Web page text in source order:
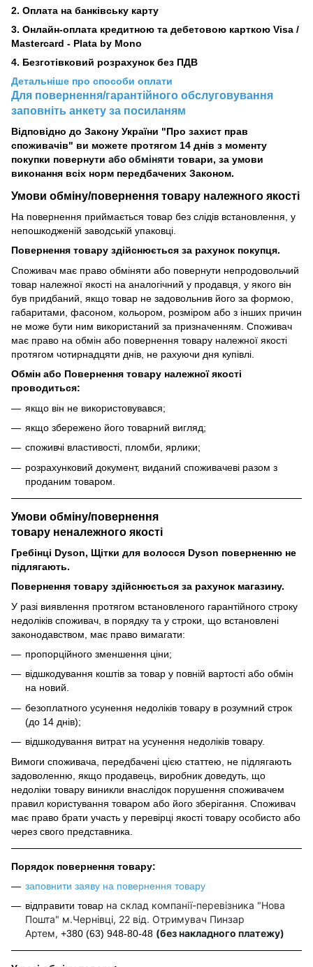
2. Оплата на банківську карту
3. Онлайн-оплата кредитною та дебетовою карткою Visa /
Mastercard - Plata by Mono
4. Безготівковий розрахунок без ПДВ
Детальніше про способи оплати
Для повернення/гарантійного обслуговування
заповніть анкету за посиланям
Відповідно до Закону України "Про захист прав
споживачів" ви можете протягом 14 днів з моменту
покупки повернути або обміняти товари, за умови
виконання всіх норм передбачених Законом.
Умови обміну/повернення товару належного якості
На повернення приймається товар без слідів встановлення, у
непошкодженій заводській упаковці.
Повернення товару здійснюється за рахунок покупця.
Споживач має право обміняти або повернути непродовольчий
товар належної якості на аналогічний у продавця, у якого він
був придбаний, якщо товар не задовольнив його за формою,
габаритами, фасоном, кольором, розміром або з інших причин
не може бути ним використаний за призначенням. Споживач
має право на обмін або повернення товару належної якості
протягом чотирнадцяти днів, не рахуючи дня купівлі.
Обмін або Повернення товару належної якості
проводиться:
якщо він не використовувався;
якщо збережено його товарний вигляд;
споживчі властивості, пломби, ярлики;
розрахунковий документ, виданий споживачеві разом з
проданим товаром.
Умови обміну/повернення
товару неналежного якості
Гребінці Dyson, Щітки для волосся Dyson поверненню не
підлягають.
Повернення товару здійснюється за рахунок магазину.
У разі виявлення протягом встановленого гарантійного строку
недоліків споживач, в порядку та у строки, що встановлені
законодавством, має право вимагати:
пропорційного зменшення ціни;
відшкодування коштів за товар у повній вартості або обмін
на новий.
безоплатного усунення недоліків товару в розумний строк
(до 14 днів);
відшкодування витрат на усунення недоліків товару.
Вимоги споживача, передбачені цією статтею, не підлягають
задоволенню, якщо продавець, виробник доведуть, що
недоліки товару виникли внаслідок порушення споживачем
правил користування товаром або його зберігання. Споживач
має право брати участь у перевірці якості товару особисто або
через свого представника.
Порядок повернення товару:
заповнити заяву на повернення товару
відправити товар на склад компанії-перевізника "Нова
Пошта" м.Чернівці, 22 від. Отримувач Пинзар
Артем, +380 (63) 948-80-48 (без накладного платежу)